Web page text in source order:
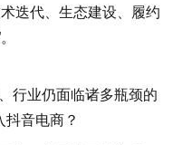
迭代、生态建设、履约
行业仍面临诸多瓶颈的
音电商？